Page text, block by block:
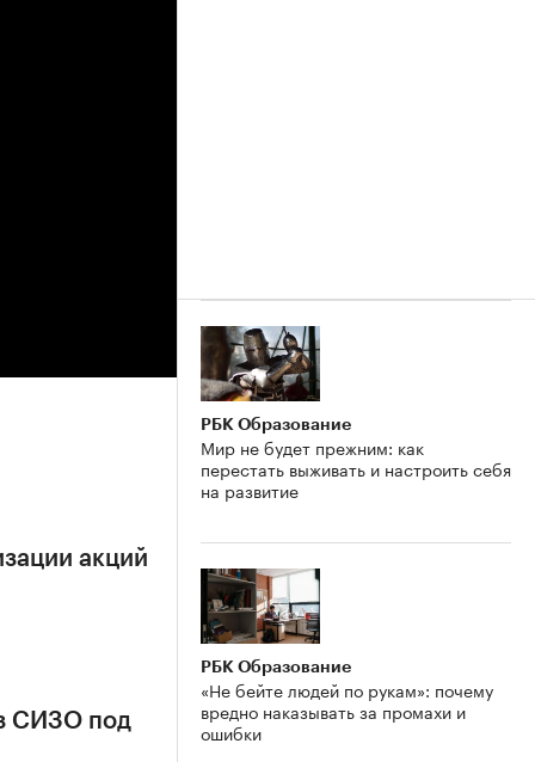
акций
СИЗО под
РБК Образование
Мир не будет прежним: как
перестать выживать и настроить себя
на развитие
РБК Образование
«Не бейте людей по рукам»: почему
вредно наказывать за промахи и
ошибки